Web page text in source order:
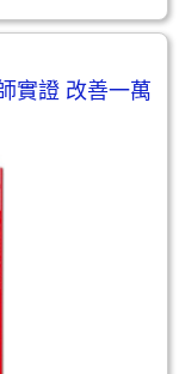
實證 改善一萬